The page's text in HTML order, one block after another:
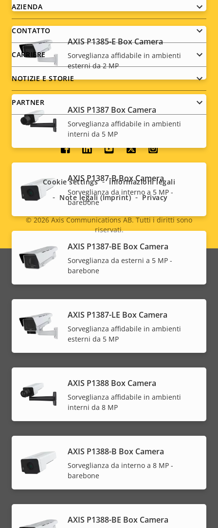
AXIS P1385-E Box Camera
Sorveglianza affidabile in ambienti
esterni da 2 MP
AXIS P1387 Box Camera
Sorveglianza affidabile in ambienti
interni da 5 MP
AXIS P1387-B Box Camera
Sorveglianza da interno a 5 MP -
barebone
AXIS P1387-BE Box Camera
Sorveglianza da esterni a 5 MP -
barebone
AXIS P1387-LE Box Camera
Sorveglianza affidabile in ambienti
esterni da 5 MP
AXIS P1388 Box Camera
Sorveglianza affidabile in ambienti
interni da 8 MP
AXIS P1388-B Box Camera
Sorveglianza da interno a 8 MP -
barebone
AXIS P1388-BE Box Camera
Footer
menu
AZIENDA
CONTATTO
CARRIERE
NOTIZIE E STORIE
PARTNER
Social
menu
Legal
menu
© 2026Axis Communications AB. Tutti i diritti sono
riservati.
Cookie settings
Informazioni legali
Note legali (Imprint)
Privacy